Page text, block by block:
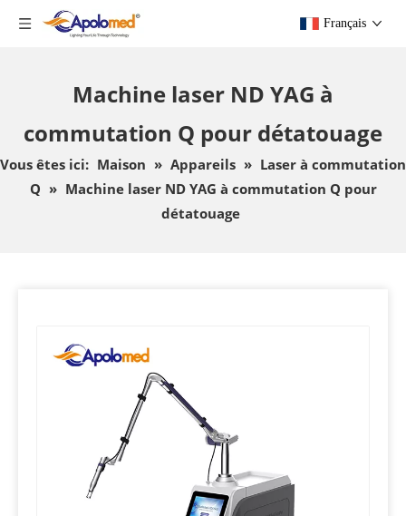
Français
Machine laser ND YAG à
commutation Q pour détatouage
Vous êtes ici: Maison » Appareils » Laser à commutation
Q » Machine laser ND YAG à commutation Q pour
détatouage